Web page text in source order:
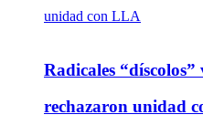
Radicales
rechazaron unidad